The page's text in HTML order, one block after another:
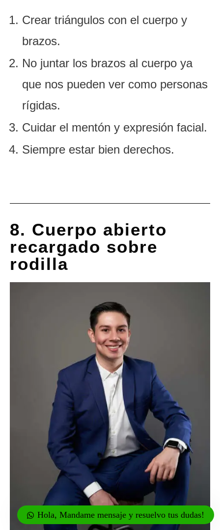
Crear triángulos con el cuerpo y
brazos.
No juntar los brazos al cuerpo ya
que nos pueden ver como personas
rígidas.
Cuidar el mentón y expresión facial.
Siempre estar bien derechos.
8. Cuerpo abierto
recargado sobre
rodilla
Hola, Mandame mensaje y resuelvo tus dudas!